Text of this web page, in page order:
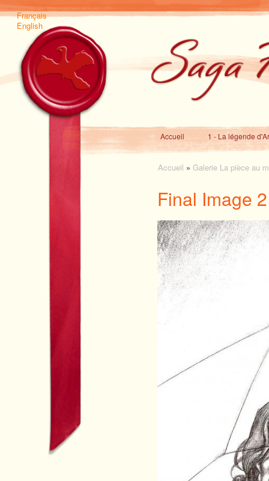
Français
English
Accueil 1 - La légende
Accueil » Galerie La pièce au
Final Image 2